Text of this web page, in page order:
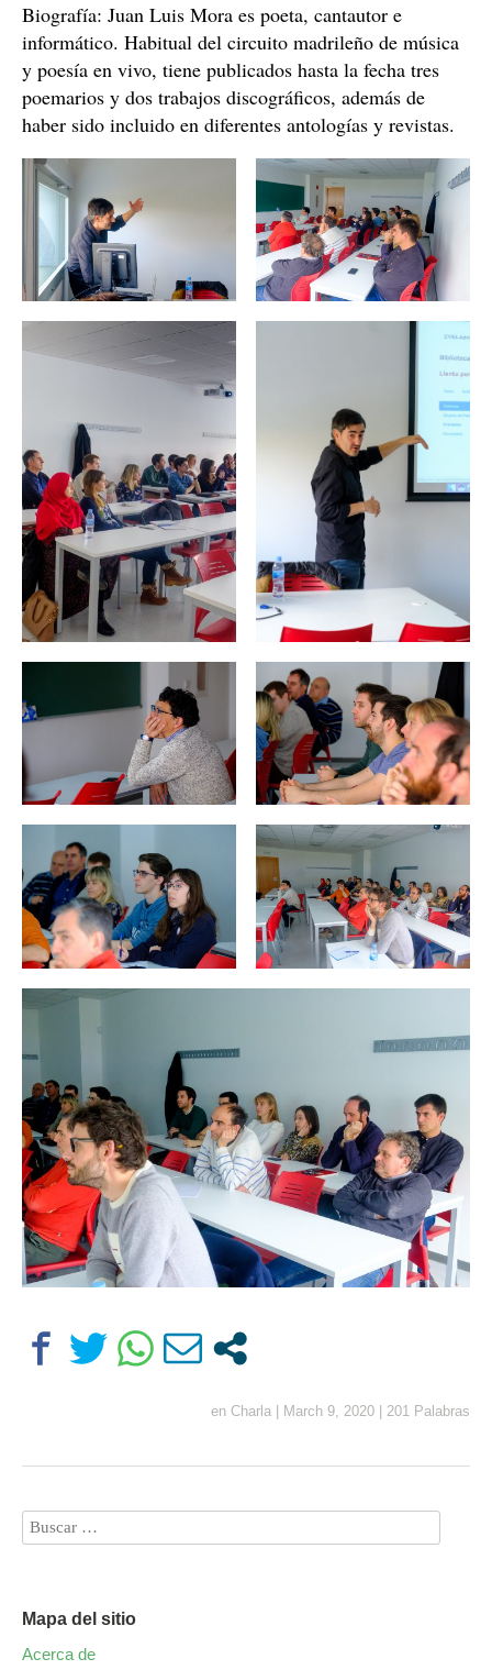
Biografía: Juan Luis Mora es poeta, cantautor e
informático. Habitual del circuito madrileño de música
y poesía en vivo, tiene publicados hasta la fecha tres
poemarios y dos trabajos discográficos, además de
haber sido incluido en diferentes antologías y revistas.
en Charla | March 9, 2020 | 201 Palabras
Mapa del sitio
Acerca de